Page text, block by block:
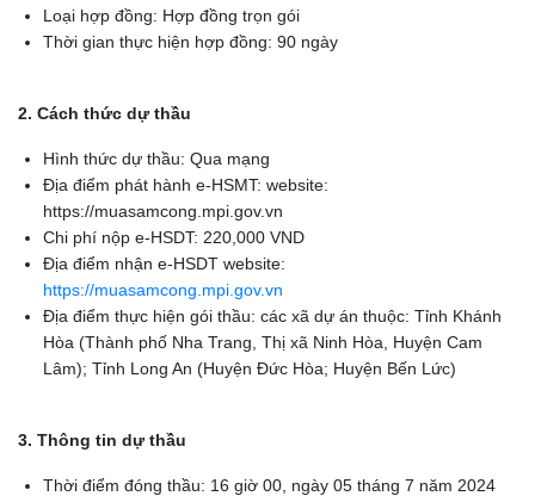
Loại hợp đồng: Hợp đồng trọn gói
Thời gian thực hiện hợp đồng: 90 ngày
2. Cách thức dự thầu
Hình thức dự thầu: Qua mạng
Địa điểm phát hành e-HSMT: website:
https://muasamcong.mpi.gov.vn
Chi phí nộp e-HSDT: 220,000 VND
Địa điểm nhận e-HSDT website:
https://muasamcong.mpi.gov.vn
Địa điểm thực hiện gói thầu: các xã dự án thuộc: Tỉnh Khánh
Hòa (Thành phố Nha Trang, Thị xã Ninh Hòa, Huyện Cam
Lâm); Tỉnh Long An (Huyện Đức Hòa; Huyện Bến Lức)
3. Thông tin dự thầu
Thời điểm đóng thầu: 16 giờ 00, ngày 05 tháng 7 năm 2024